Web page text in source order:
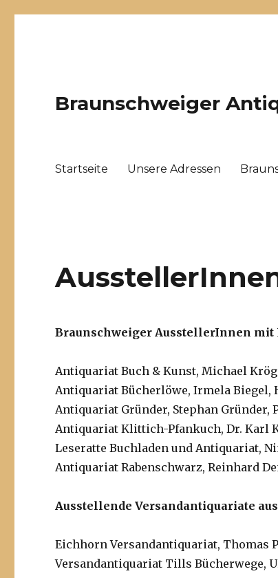
Braunschweiger
Startseite Unsere Adressen
Braunschweiger AusstellerInnen mit
Antiquariat Buch & Kunst, Michael
Antiquariat Bücherlöwe, Irmela Biegel,
Antiquariat Gründer, Stephan Gründer,
Antiquariat Klittich-Pfankuch, Dr. Karl
Leseratte Buchladen und Antiquariat,
Antiquariat Rabenschwarz, Reinhard
Ausstellende Versandantiquariate
Eichhorn Versandantiquariat, Thomas
Versandantiquariat Tills Bücherwege,